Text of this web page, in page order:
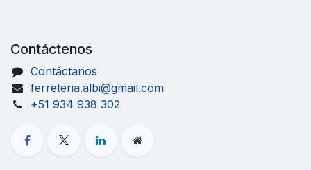
Contáctenos
Contáctanos
ferreteria.albi@gmail.com
+51 934 938 302